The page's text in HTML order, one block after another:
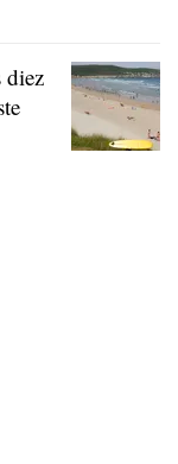
diez